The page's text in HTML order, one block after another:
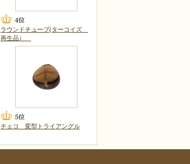
ラウンドチューブ(ターコイズ
再生品）
チェコ 変型トライアングル